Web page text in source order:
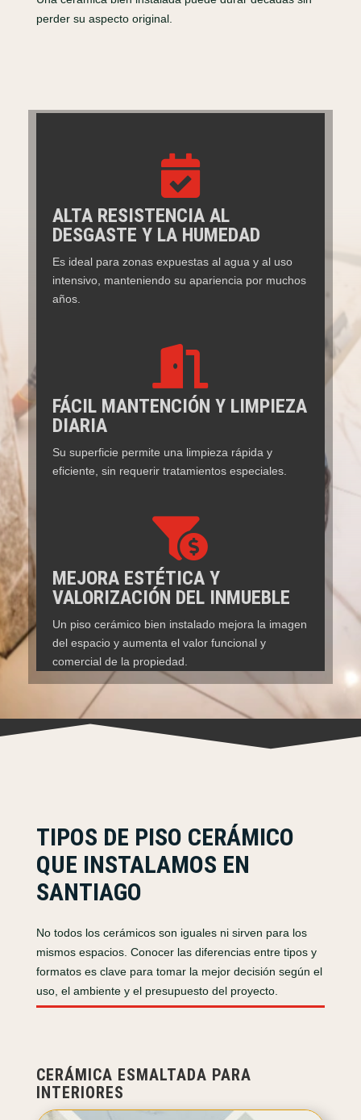
perder su aspecto original.

ALTA RESISTENCIA AL
DESGASTE Y LA HUMEDAD
Es ideal para zonas expuestas al agua y al uso
intensivo, manteniendo su apariencia por muchos
años.

FÁCIL MANTENCIÓN Y LIMPIEZA
DIARIA
Su superficie permite una limpieza rápida y
eficiente, sin requerir tratamientos especiales.

MEJORA ESTÉTICA Y
VALORIZACIÓN DEL INMUEBLE
Un piso cerámico bien instalado mejora la imagen
del espacio y aumenta el valor funcional y
comercial de la propiedad.
TIPOS DE PISO CERÁMICO
QUE INSTALAMOS EN
SANTIAGO
No todos los cerámicos son iguales ni sirven para los
mismos espacios. Conocer las diferencias entre tipos y
formatos es clave para tomar la mejor decisión según el
uso, el ambiente y el presupuesto del proyecto.
CERÁMICA ESMALTADA PARA
INTERIORES